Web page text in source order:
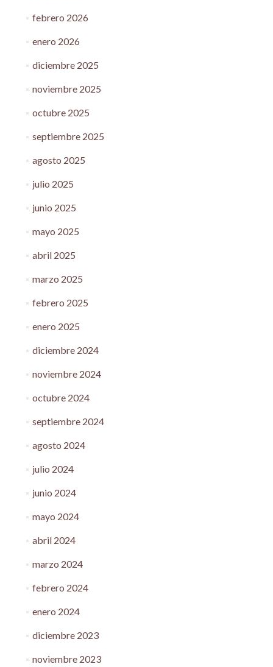
febrero 2026
enero 2026
diciembre 2025
noviembre 2025
octubre 2025
septiembre 2025
agosto 2025
julio 2025
junio 2025
mayo 2025
abril 2025
marzo 2025
febrero 2025
enero 2025
diciembre 2024
noviembre 2024
octubre 2024
septiembre 2024
agosto 2024
julio 2024
junio 2024
mayo 2024
abril 2024
marzo 2024
febrero 2024
enero 2024
diciembre 2023
noviembre 2023